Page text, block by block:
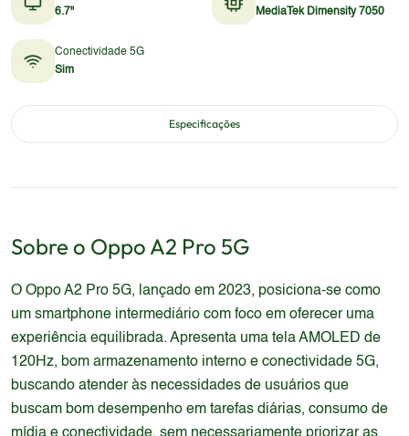
6.7"
MediaTek Dimensity 7050
Conectividade 5G
Sim
Especificações
Sobre o Oppo A2 Pro 5G
O Oppo A2 Pro 5G, lançado em 2023, posiciona-se como
um smartphone intermediário com foco em oferecer uma
experiência equilibrada. Apresenta uma tela AMOLED de
120Hz, bom armazenamento interno e conectividade 5G,
buscando atender às necessidades de usuários que
buscam bom desempenho em tarefas diárias, consumo de